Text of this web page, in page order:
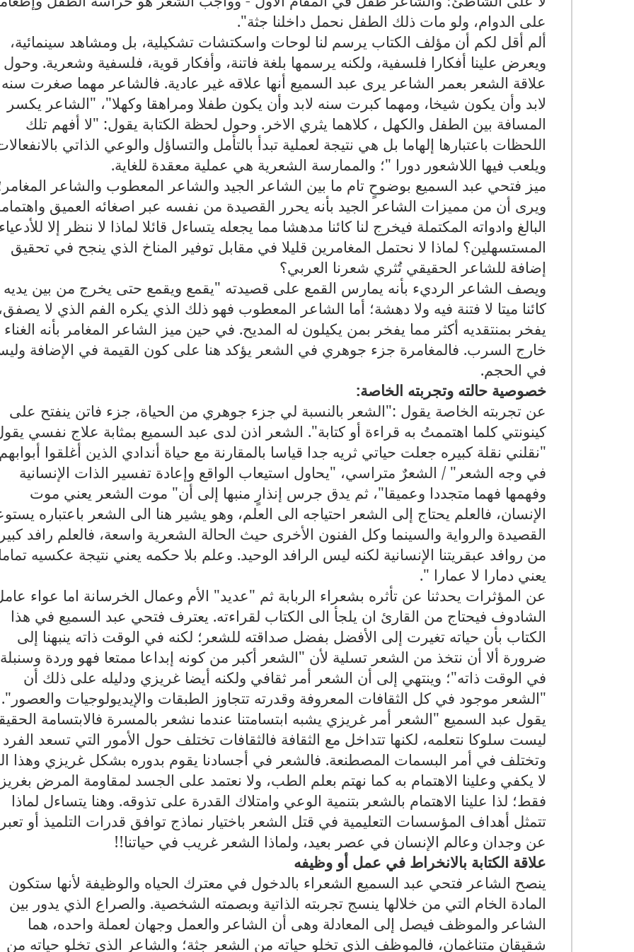
على الدوام، ولو مات ذلك الطفل نحمل داخلنا جثة".
ألم أقل لكم أن مؤلف الكتاب يرسم لنا لوحات واسكتشات تشكيلية، بل ومشاهد سينمائية،
ويعرض علينا أفكارا فلسفية، ولكنه يرسمها بلغة فاتنة، وأفكار قوية، فلسفية وشعرية. وحول
علاقة الشعر بعمر الشاعر يرى عبد السميع أنها علاقه غير عادية. فالشاعر مهما صغرت سنه
لابد وأن يكون شيخا، ومهما كبرت سنه لابد وأن يكون طفلا ومراهقا وكهلا"، "الشاعر يكسر
المسافة بين الطفل والكهل ، كلاهما يثري الاخر. وحول لحظة الكتابة يقول: "لا أفهم تلك
اللحظات باعتبارها إلهاما بل هي نتيجة لعملية تبدأ بالتأمل والتساؤل والوعي الذاتي
ويلعب فيها اللاشعور دورا "؛ والممارسة الشعرية هي عملية معقدة للغاية.
ميز فتحي عبد السميع بوضوحٍ تام ما بين الشاعر الجيد والشاعر المعطوب والشاعر
ويرى أن من مميزات الشاعر الجيد بأنه يحرر القصيدة من نفسه عبر اصغائه العميق
البالغ وادواته المكتملة فيخرج لنا كائنا مدهشا مما يجعله يتساءل قائلا لماذا لا ننظر إلا
المستسهلين؟ لماذا لا نحتمل المغامرين قليلا في مقابل توفير المناخ الذي ينجح في تحقيق
إضافة للشاعر الحقيقي تُثري شعرنا العربي؟
ويصف الشاعر الرديء بأنه يمارس القمع على قصيدته "يقمع ويقمع حتى يخرج من بين يديه
كائنا ميتا لا فتنة فيه ولا دهشة؛ أما الشاعر المعطوب فهو ذلك الذي يكره الفم الذي لا
يفخر بمنتقديه أكثر مما يفخر بمن يكيلون له المديح. في حين ميز الشاعر المغامر بأنه الغناء
خارج السرب. فالمغامرة جزء جوهري في الشعر يؤكد هنا على كون القيمة في الإضافة
في الحجم.
خصوصية حالته وتجربته الخاصة:
عن تجربته الخاصة يقول :"الشعر بالنسبة لي جزء جوهري من الحياة، جزء فاتن ينفتح على
كينونتي كلما اهتممتُ به قراءة أو كتابة". الشعر اذن لدى عبد السميع بمثابة علاج نفسي
"نقلني نقلة كبيره جعلت حياتي ثريه جدا قياسا بالمقارنة مع حياة أندادي الذين أغلقوا
في وجه الشعر" / الشعرٌ متراسي، "يحاول استيعاب الواقع وإعادة تفسير الذات الإنسانية
وفهمها فهما متجددا وعميقا"، ثم يدق جرس إنذارٍ منبها إلى أن" موت الشعر يعني موت
الإنسان، فالعلم يحتاج إلى الشعر احتياجه الى العلم، وهو يشير هنا الى الشعر باعتباره
القصيدة والرواية والسينما وكل الفنون الأخرى حيث الحالة الشعرية واسعة، فالعلم رافد
من روافد عبقريتنا الإنسانية لكنه ليس الرافد الوحيد. وعلم بلا حكمه يعني نتيجة عكسيه
يعني دمارا لا عمارا ".
عن المؤثرات يحدثنا عن تأثره بشعراء الربابة ثم "عديد" الأم وعمال الخرسانة اما عواء
الشادوف فيحتاج من القارئ ان يلجأ الى الكتاب لقراءته. يعترف فتحي عبد السميع في هذا
الكتاب بأن حياته تغيرت إلى الأفضل بفضل صداقته للشعر؛ لكنه في الوقت ذاته ينبهنا إلى
ضرورة ألا أن نتخذ من الشعر تسلية لأن "الشعر أكبر من كونه إبداعا ممتعا فهو وردة وسنبلة
في الوقت ذاته"؛ وينتهي إلى أن الشعر أمر ثقافي ولكنه أيضا غريزي ودليله على ذلك أن
"الشعر موجود في كل الثقافات المعروفة وقدرته تتجاوز الطبقات والإيديولوجيات والعصور".
يقول عبد السميع "الشعر أمر غريزي يشبه ابتسامتنا عندما نشعر بالمسرة فالابتسامة
ليست سلوكا نتعلمه، لكنها تتداخل مع الثقافة فالثقافات تختلف حول الأمور التي تسعد الفرد
وتختلف في أمر البسمات المصطنعة. فالشعر في أجسادنا يقوم بدوره بشكل غريزي وهذا
لا يكفي وعلينا الاهتمام به كما نهتم بعلم الطب، ولا نعتمد على الجسد لمقاومة المرض
فقط؛ لذا علينا الاهتمام بالشعر بتنمية الوعي وامتلاك القدرة على تذوقه. وهنا يتساءل لماذا
تتمثل أهداف المؤسسات التعليمية في قتل الشعر باختيار نماذج توافق قدرات التلميذ أو تعبر
عن وجدان وعالم الإنسان في عصر بعيد، ولماذا الشعر غريب في حياتنا!!
علاقة الكتابة بالانخراط في عمل أو وظيفه
ينصح الشاعر فتحي عبد السميع الشعراء بالدخول في معترك الحياه والوظيفة لأنها ستكون
المادة الخام التي من خلالها ينسج تجربته الذاتية وبصمته الشخصية. والصراع الذي يدور بين
الشاعر والموظف فيصل إلى المعادلة وهى أن الشاعر والعمل وجهان لعملة واحده، هما
شقيقان متناغمان، فالموظف الذي تخلو حياته من الشعر جثة؛ والشاعر الذي تخلو حياته من